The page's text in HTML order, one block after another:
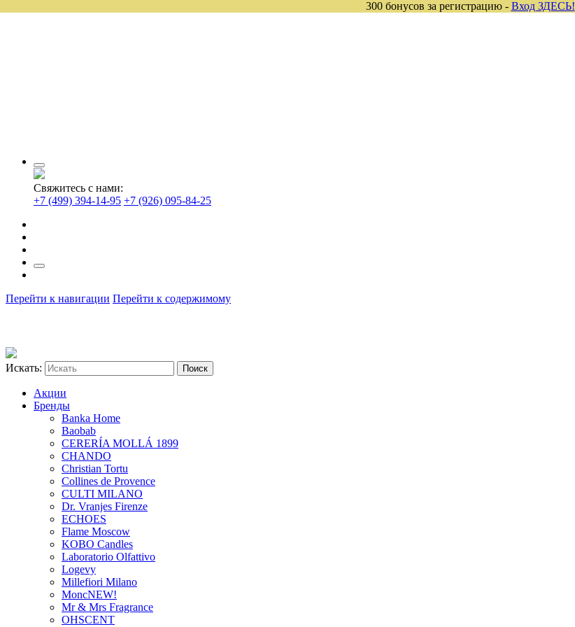
Свяжитесь с нами:
+7 (499) 394-14-95 +7 (926) 095-84-25
Перейти к навигации Перейти к содержимому
Искать:
Акции
Бренды
Banka Home
Baobab
CERERÍA MOLLÁ 1899
CHANDO
Christian Tortu
Collines de Provence
CULTI MILANO
Dr. Vranjes Firenze
ECHOES
Flame Moscow
KOBO Candles
Laboratorio Olfattivo
Logevy
Millefiori Milano
MoncNEW!
Mr & Mrs Fragrance
OHSCENT
300 бонусов за регистрацию - Вход ЗДЕСЬ!